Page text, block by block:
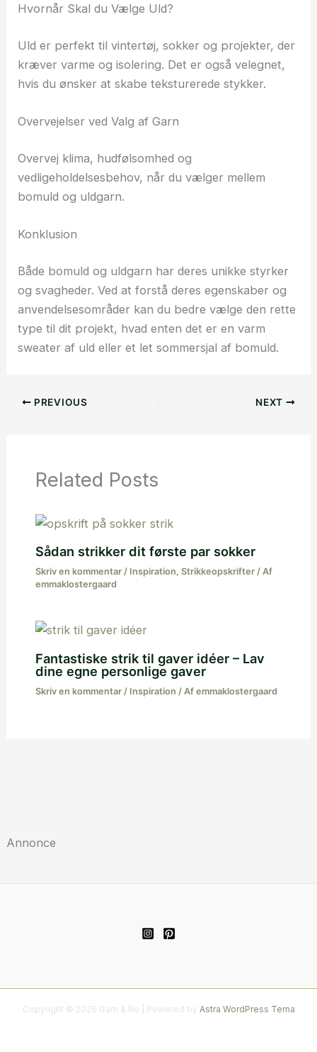
Annonce
Hvornår Skal du Vælge Uld?
Uld er perfekt til vintertøj, sokker og projekter, der
kræver varme og isolering. Det er også velegnet,
hvis du ønsker at skabe teksturerede stykker.
Overvejelser ved Valg af Garn
Overvej klima, hudfølsomhed og
vedligeholdelsesbehov, når du vælger mellem
bomuld og uldgarn.
Konklusion
Både bomuld og uldgarn har deres unikke styrker
og svagheder. Ved at forstå deres egenskaber og
anvendelsesområder kan du bedre vælge den rette
type til dit projekt, hvad enten det er en varm
sweater af uld eller et let sommersjal af bomuld.
PREVIOUS NEXT
Related Posts
Sådan strikker dit første par sokker
Skriv en kommentar / Inspiration, Strikkeopskrifter/ Af
emmaklostergaard
Fantastiske strik til gaver idéer – Lav
dine egne personlige gaver
Skriv en kommentar / Inspiration / Af emmaklostergaard
Copyright © 2026 Garn & Ro | Powered by Astra WordPress Tema